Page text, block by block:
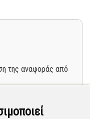
της αναφοράς από